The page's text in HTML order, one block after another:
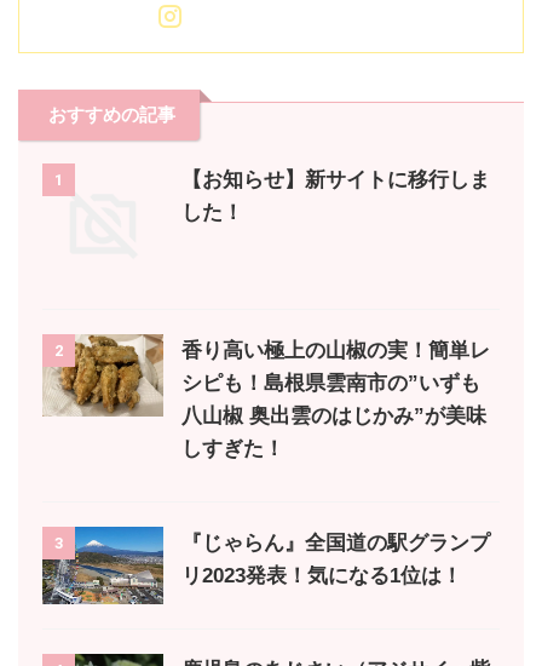
おすすめの記事
1
【お知らせ】新サイトに移行しま
した！
2
香り高い極上の山椒の実！簡単レ
シピも！島根県雲南市の”いずも
八山椒 奥出雲のはじかみ”が美味
しすぎた！
3
『じゃらん』全国道の駅グランプ
リ2023発表！気になる1位は！